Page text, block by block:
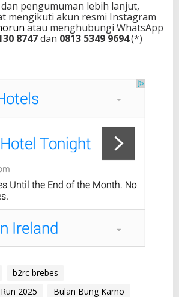
pengumuman lebih lanjut,
mengikuti akun resmi Instagram
atau menghubungi WhatsApp
8747dan 0813 5349 9694.(*)
b2rc brebes
2025
Bulan Bung Karno